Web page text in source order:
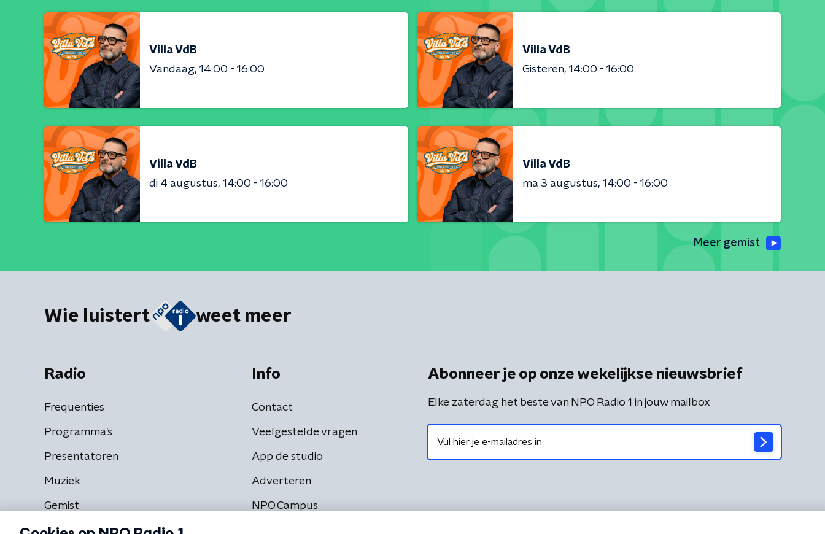
Villa VdB
Vandaag 14:00 - 16:00
Villa VdB
Gisteren 14:00 - 16:00
Villa VdB
di 4 augustus 14:00 - 16:00
Villa VdB
ma 3 augustus 14:00 - 16:00
Meer gemist
Wie luistert weet meer
Radio
Frequenties
Programma's
Presentatoren
Muziek
Gemist
Info
Contact
Veelgestelde vragen
App de studio
Adverteren
NPO Campus
Abonneer je op onze wekelijkse nieuwsbrief
Elke zaterdag het beste van NPO Radio 1 in jouw mailbox